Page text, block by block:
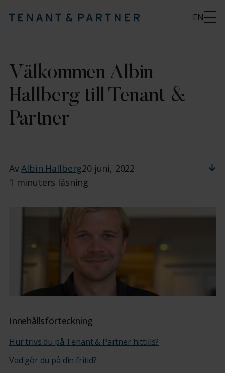
EN
Välkommen Albin
Hallberg till Tenant &
Partner
AvAlbin Hallberg20 juni, 2022
1 minuters läsning
Innehållsförteckning
Hur trivs du på Tenant & Partner hittills?
Vad gör du på din fritid?